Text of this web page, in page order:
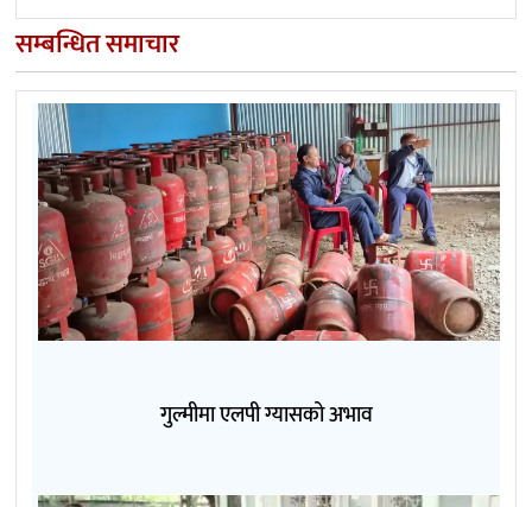
सम्बन्धित समाचार
गुल्मीमा एलपी ग्यासको अभाव